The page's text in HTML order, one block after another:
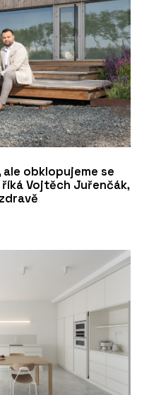
obklopujeme se
Vojtěch Juřenčák,